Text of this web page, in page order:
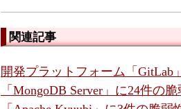
関連記事
開発プラットフォーム「GitLab
「MongoDB Server」に24件の